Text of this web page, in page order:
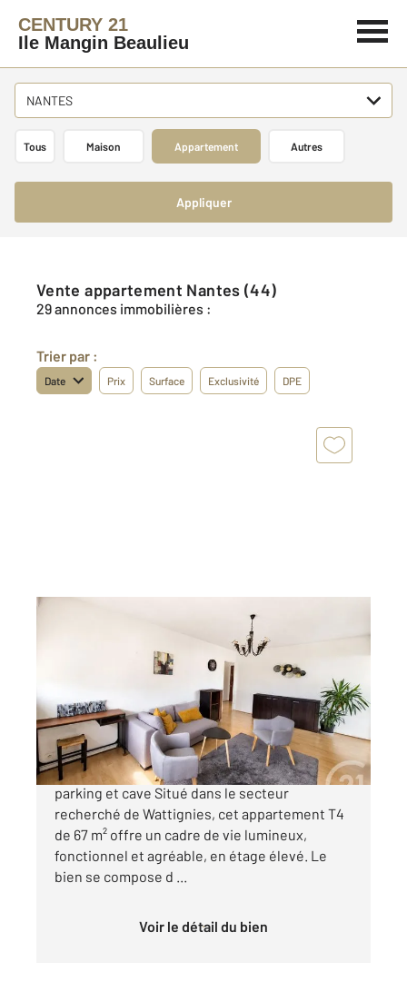
CENTURY 21
Ile Mangin Beaulieu
NANTES
Tous Maison Appartement Autres
Appliquer
Vente appartement Nantes (44)
29 annonces immobilières :
Trier par :
Date Prix Surface Exclusivité DPE
Appartement à vendre
202 990 €
WATTIGNIES Appartement T4 de 67 m² avec
parking et cave Situé dans le secteur
recherché de Wattignies, cet appartement T4
de 67 m² offre un cadre de vie lumineux,
fonctionnel et agréable, en étage élevé. Le
bien se compose d ...
Voir le détail du bien